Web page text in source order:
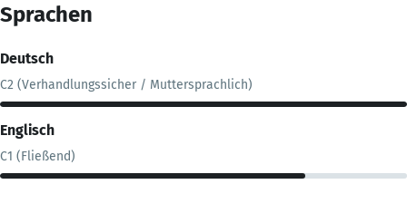
Sprachen
Deutsch
C2 (Verhandlungssicher / Muttersprachlich)
Englisch
C1 (Fließend)